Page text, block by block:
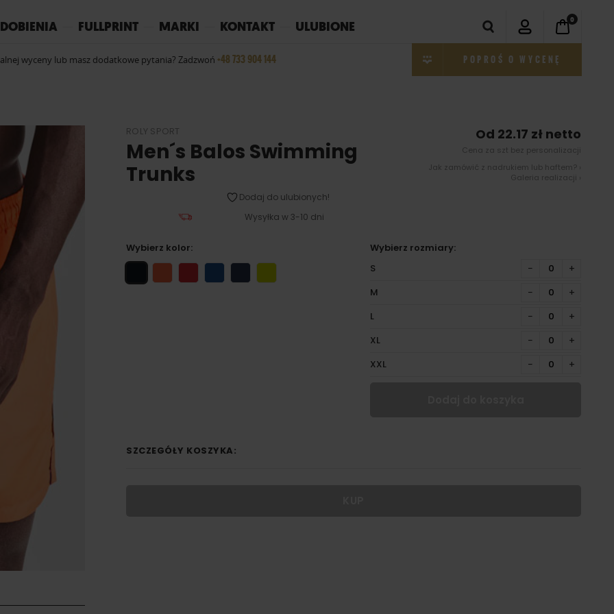
FULLPRINT MARKI KONTAKT ULUBIONE
wyceny lub masz dodatkowe pytania? Zadzwoń +48 733 904 144
0
POPROŚ O WYCENĘ
ROLY SPORT
Men´s Balos Swimming
Trunks
Dodaj do ulubionych!
Wysyłka w 3-10 dni
Od 22.17 zł netto
Cena za szt bez personalizacji
Jak zamówić z nadrukiem lub haftem? ›
Galeria realizacji ›
Wybierz kolor:
Wybierz rozmiary:
S
− +
M − +
L − +
XL − +
XXL − +
SZCZEGÓŁY KOSZYKA: